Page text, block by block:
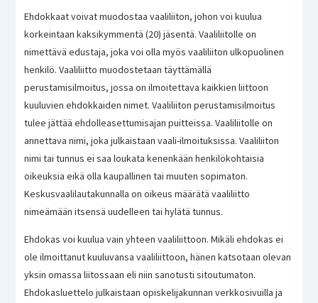
Ehdokkaat voivat muodostaa vaaliliiton, johon voi kuulua
korkeintaan kaksikymmentä (20) jäsentä. Vaaliliitolle on
nimettävä edustaja, joka voi olla myös vaaliliiton ulkopuolinen
henkilö. Vaaliliitto muodostetaan täyttämällä
perustamisilmoitus, jossa on ilmoitettava kaikkien liittoon
kuuluvien ehdokkaiden nimet. Vaaliliiton perustamisilmoitus
tulee jättää ehdolleasettumisajan puitteissa. Vaaliliitolle on
annettava nimi, joka julkaistaan vaali-ilmoituksissa. Vaaliliiton
nimi tai tunnus ei saa loukata kenenkään henkilökohtaisia
oikeuksia eikä olla kaupallinen tai muuten sopimaton.
Keskusvaalilautakunnalla on oikeus määrätä vaaliliitto
nimeämään itsensä uudelleen tai hylätä tunnus.
Ehdokas voi kuulua vain yhteen vaaliliittoon. Mikäli ehdokas ei
ole ilmoittanut kuuluvansa vaaliliittoon, hänen katsotaan olevan
yksin omassa liitossaan eli niin sanotusti sitoutumaton.
Ehdokasluettelo julkaistaan opiskelijakunnan verkkosivuilla ja